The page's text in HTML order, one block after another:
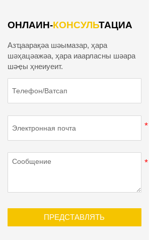
ОНЛАИН-КОНСУЛЬТАЦИА
Азҵаарақәа шәымазар, ҳара
шәҳацәажәа, ҳара иаарласны шәара
шәҿы ҳнеиуеит.
ПРЕДСТАВЛЯТЬ